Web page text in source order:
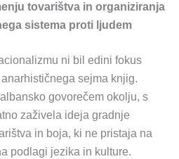
tovarištva in organiziranja
sistema proti ljudem
ni bil edini fokus
sejma knjig.
govorečem okolju, s
zaživela ideja gradnje
in boja, ki ne pristaja na
podlagi jezika in kulture.